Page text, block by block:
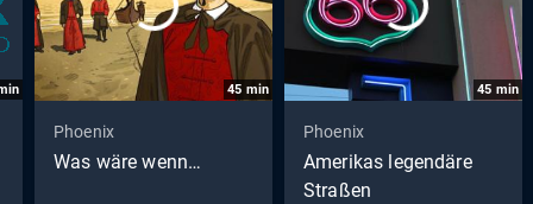
45 min
Phoenix
Was wäre wenn…
45 min
Phoenix
Amerikas legendäre
Straßen